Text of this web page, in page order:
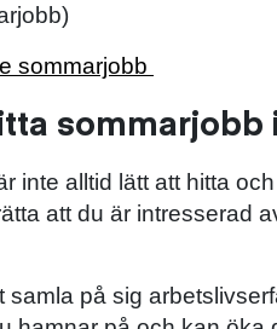
sommarjobb
sommarjobb
inte alltid lätt att hitta
att du är intresserad
på sig